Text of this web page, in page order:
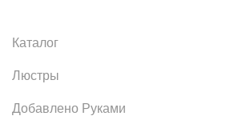
Каталог
Люстры
Добавлено Руками